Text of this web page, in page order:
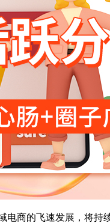
电商的飞速发展，将